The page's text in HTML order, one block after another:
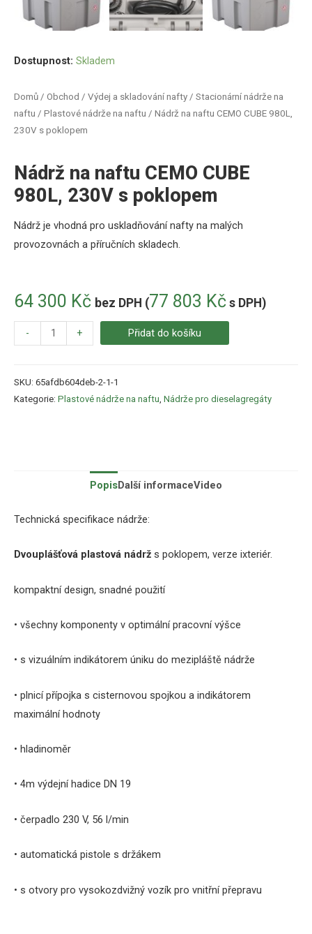
Domů / Obchod / Výdej a skladování nafty / Stacionární nádrže na
naftu / Plastové nádrže na naftu / Nádrž na naftu CEMO CUBE 980L,
230V s poklopem
Nádrž na naftu CEMO CUBE
980L, 230V s poklopem
64 300 Kč bez DPH (77 803 Kč s DPH)
Nádrž je vhodná pro uskladňování nafty na malých
provozovnách a příručních skladech.
Dostupnost: Skladem
- + Přidat do košíku
SKU: 65afdb604deb-2-1-1
Kategorie: Plastové nádrže na naftu, Nádrže pro dieselagregáty
PopisDalší informaceVideo
Technická specifikace nádrže:
Dvouplášťová plastová nádrž s poklopem, verze ixteriér.
kompaktní design, snadné použití
• všechny komponenty v optimální pracovní výšce
• s vizuálním indikátorem úniku do mezipláště nádrže
• plnicí přípojka s cisternovou spojkou a indikátorem
maximální hodnoty
• hladinoměr
• 4m výdejní hadice DN 19
• čerpadlo 230 V, 56 l/min
• automatická pistole s držákem
• s otvory pro vysokozdvižný vozík pro vnitřní přepravu